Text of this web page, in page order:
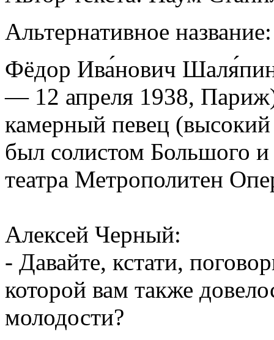
Альтернативное
Фёдор Ива́нович
— 12 апреля 1938,
камерный певец
был солистом Большого
театра Метрополитен
Алексей Черный:
- Давайте, кстати,
которой вам также
молодости?